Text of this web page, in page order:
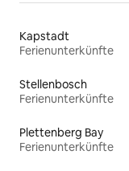
Kapstadt
Ferienunterkünfte
Stellenbosch
Ferienunterkünfte
Plettenberg Bay
Ferienunterkünfte